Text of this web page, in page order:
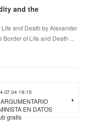
and the
and Death by Alexander
Border of Life and Death ...
19:15
EN DATOS
gratis